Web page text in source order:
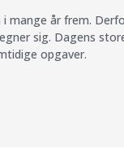
mange år frem.
sig. Dagens
opgaver.